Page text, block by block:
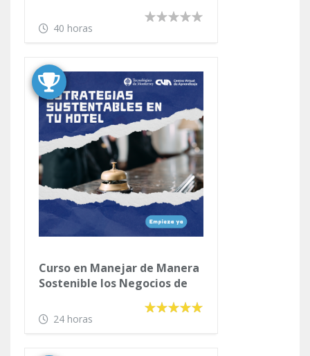
Curso en los Inmigrantes
Mexicanos y los Servicios de
Salud en Estados Unidos
40 horas